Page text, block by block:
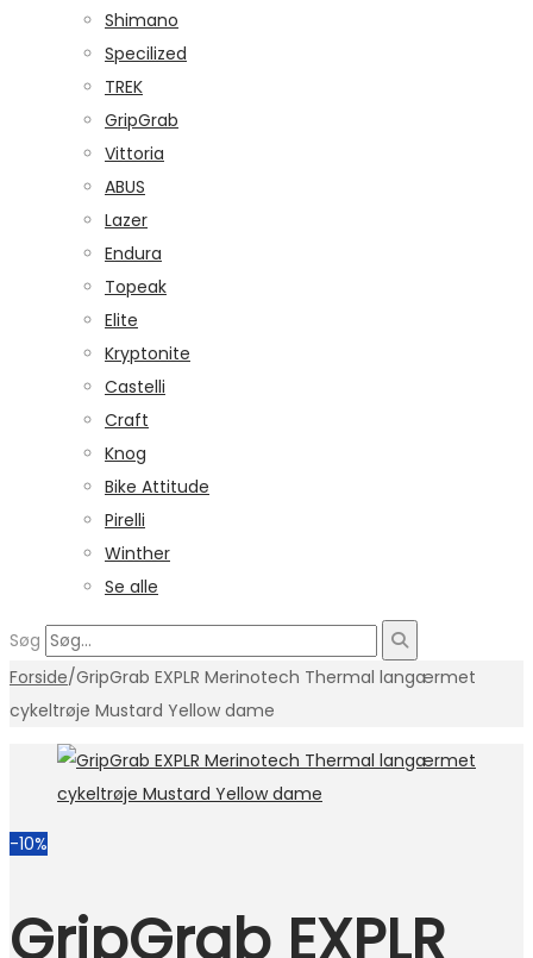
Shimano
Specilized
TREK
GripGrab
Vittoria
ABUS
Lazer
Endura
Topeak
Elite
Kryptonite
Castelli
Craft
Knog
Bike Attitude
Pirelli
Winther
Se alle
Søg
Forside/GripGrab EXPLR Merinotech Thermal langærmet
cykeltrøje Mustard Yellow dame
-10%
GripGrab EXPLR